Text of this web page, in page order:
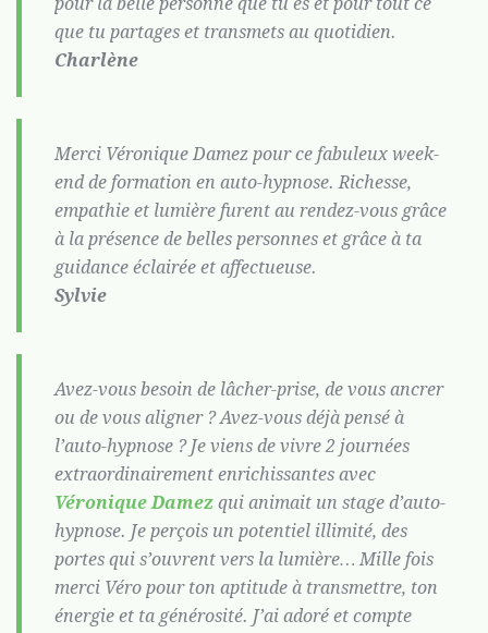
que tu partages et transmets au quotidien.
Charlène
Merci Véronique Damez pour ce fabuleux week-
end de formation en auto-hypnose. Richesse,
empathie et lumière furent au rendez-vous grâce
à la présence de belles personnes et grâce à ta
guidance éclairée et affectueuse.
Sylvie
Avez-vous besoin de lâcher-prise, de vous ancrer
ou de vous aligner ? Avez-vous déjà pensé à
l’auto-hypnose ? Je viens de vivre 2 journées
extraordinairement enrichissantes avec
Véronique Damez qui animait un stage d’auto-
hypnose. Je perçois un potentiel illimité, des
portes qui s’ouvrent vers la lumière… Mille fois
merci Véro pour ton aptitude à transmettre, ton
énergie et ta générosité. J’ai adoré et compte